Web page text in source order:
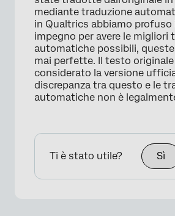
mediante traduzione
in Qualtrics abbiamo profuso
impegno per avere le migliori
automatiche possibili,
mai perfette. Il testo originale
considerato la versione
discrepanza tra questo e le
automatiche non è
Ti è stato utile? Sì